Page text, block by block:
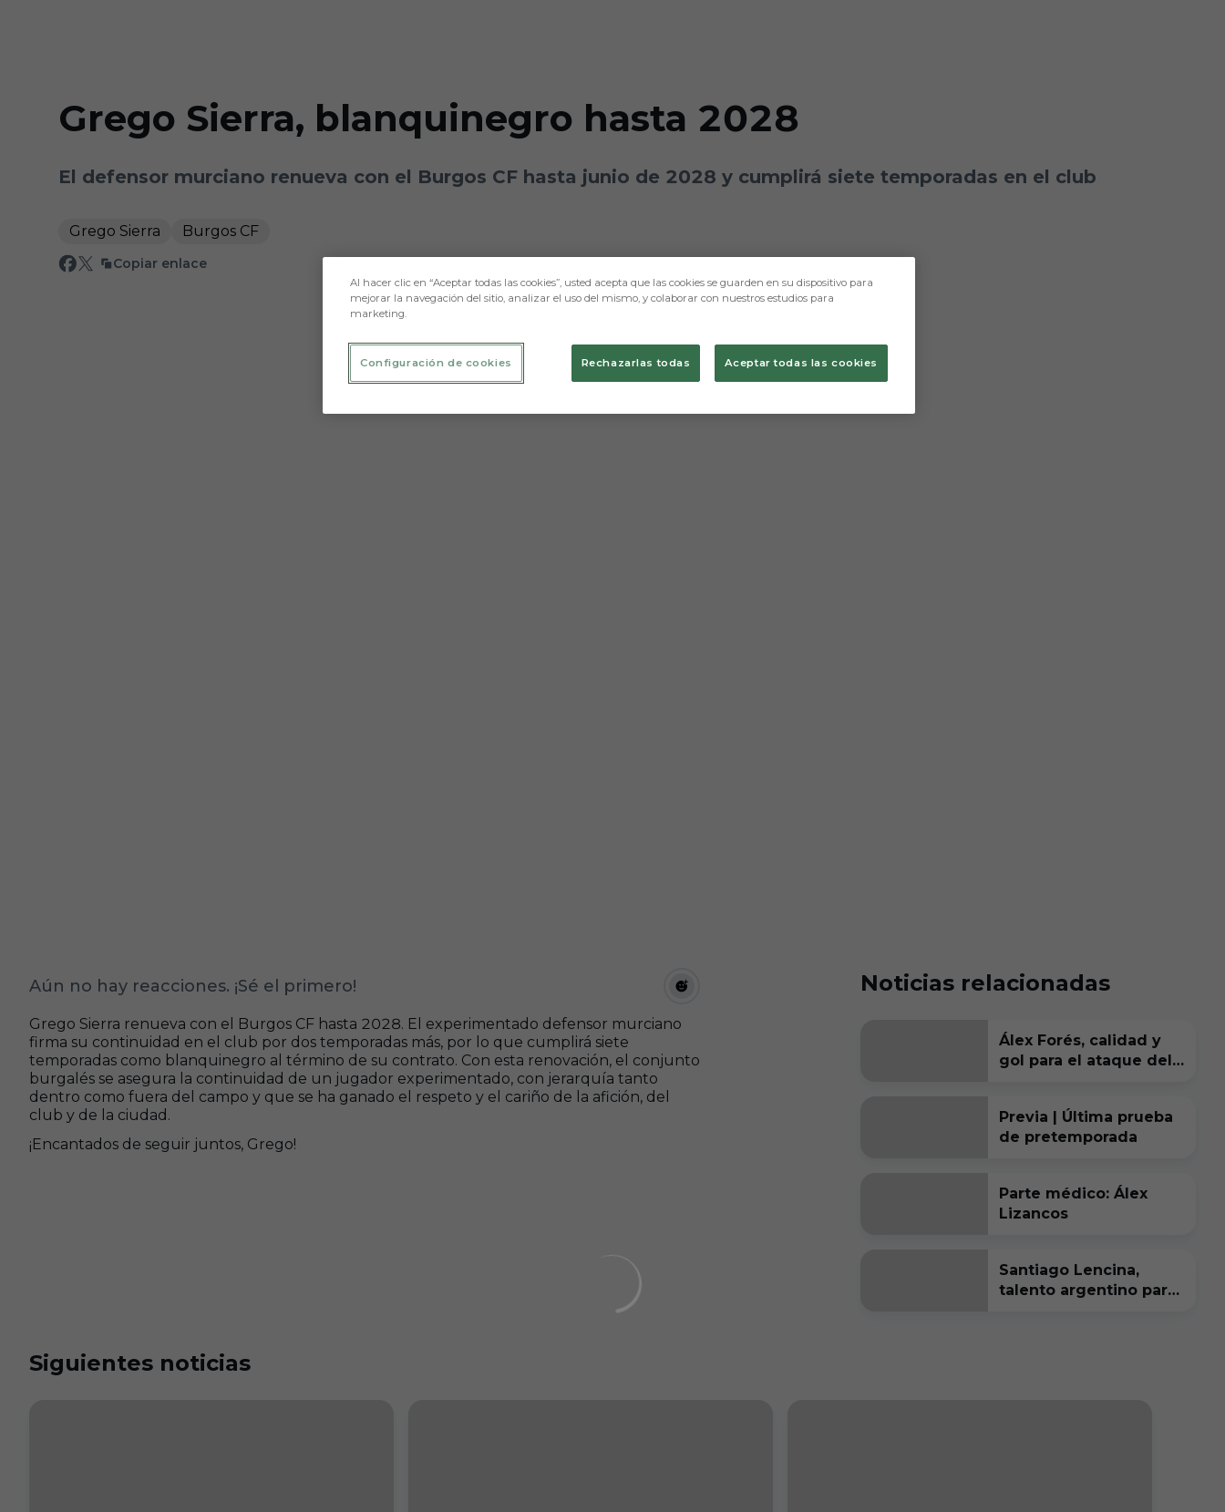
Grego Sierra, blanquinegro hasta 2028
El defensor murciano renueva con el Burgos CF hasta junio de 2028 y cumplirá siete temporadas en el club
Grego Sierra Burgos CF
Copiar enlace
Aún no hay reacciones. ¡Sé el primero!
Grego Sierra renueva con el Burgos CF hasta 2028. El experimentado defensor murciano
firma su continuidad en el club por dos temporadas más, por lo que cumplirá siete
temporadas como blanquinegro al término de su contrato. Con esta renovación, el conjunto
burgalés se asegura la continuidad de un jugador experimentado, con jerarquía tanto
dentro como fuera del campo y que se ha ganado el respeto y el cariño de la afición, del
club y de la ciudad.
¡Encantados de seguir juntos, Grego!
Noticias relacionadas
Álex Forés, calidad y
gol para el ataque del
Previa | Última prueba
de pretemporada
Parte médico: Álex
Lizancos
Santiago Lencina,
talento argentino para
Siguientes noticias
Al hacer clic en “Aceptar todas las cookies”, usted acepta que las cookies se guarden en su dispositivo para
mejorar la navegación del sitio, analizar el uso del mismo, y colaborar con nuestros estudios para
marketing.
Rechazarlas todas Aceptar todas las cookies
Configuración de cookies